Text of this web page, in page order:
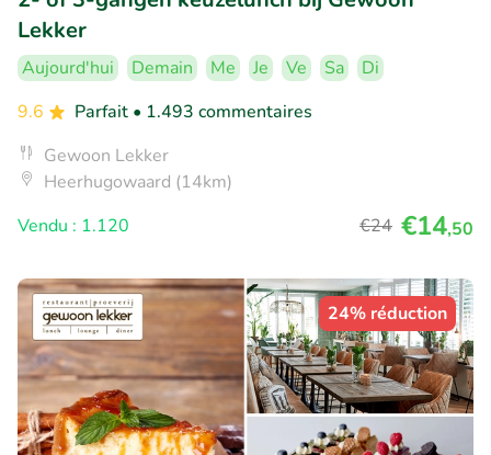
Lekker
Aujourd'hui Demain Me Je Ve Sa
Di
9.6
Parfait • 1.493 commentaires
Gewoon Lekker
Heerhugowaard (14km)
Vendu : 1.120
€24 €14,50
24% réduction